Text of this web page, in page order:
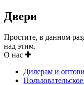
Двери
Простите, в данном
над этим.
О нас
Дилерам и